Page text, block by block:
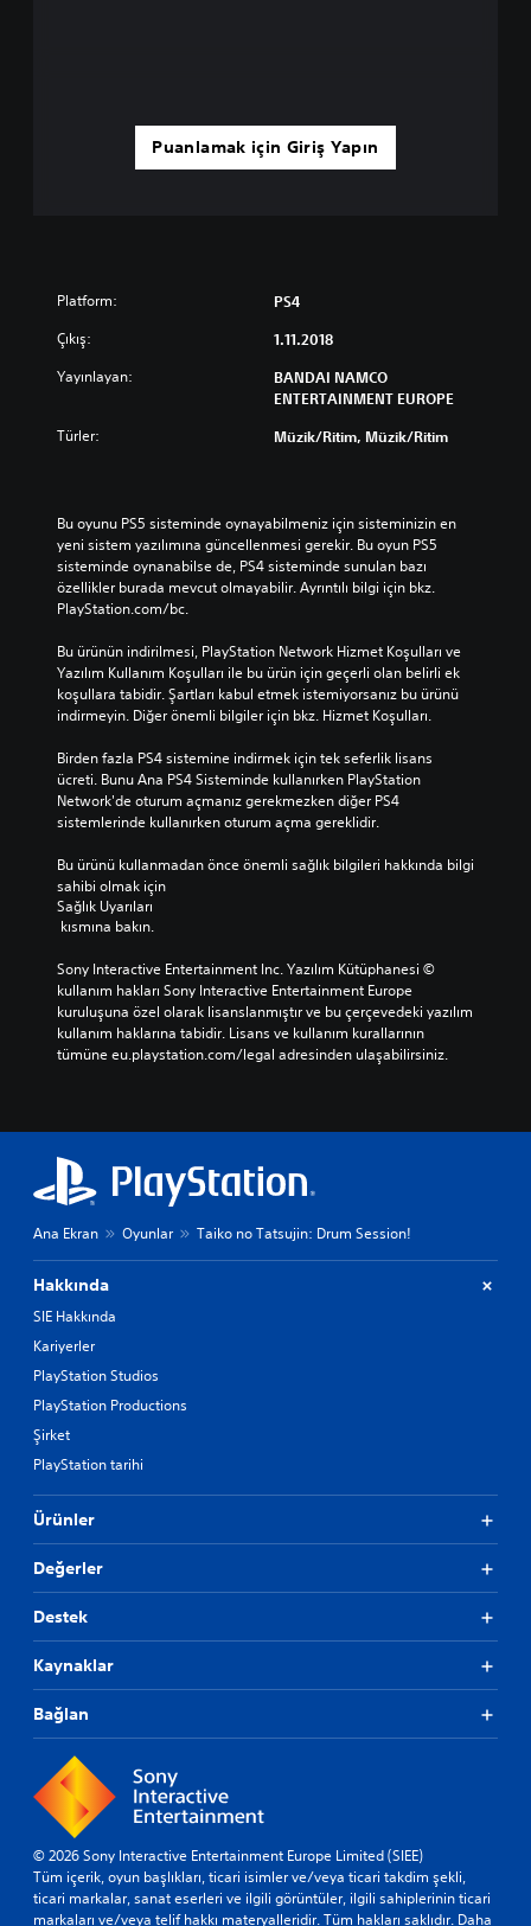
Puanlamak için Giriş Yapın
Platform: PS4
Çıkış: 1.11.2018
Yayınlayan:
BANDAI NAMCO
ENTERTAINMENT EUROPE
Türler: Müzik/Ritim, Müzik/Ritim
Bu oyunu PS5 sisteminde oynayabilmeniz için sisteminizin en
yeni sistem yazılımına güncellenmesi gerekir. Bu oyun PS5
sisteminde oynanabilse de, PS4 sisteminde sunulan bazı
özellikler burada mevcut olmayabilir. Ayrıntılı bilgi için bkz.
PlayStation.com/bc.
Bu ürünün indirilmesi, PlayStation Network Hizmet Koşulları ve
Yazılım Kullanım Koşulları ile bu ürün için geçerli olan belirli ek
koşullara tabidir. Şartları kabul etmek istemiyorsanız bu ürünü
indirmeyin. Diğer önemli bilgiler için bkz. Hizmet Koşulları.
Birden fazla PS4 sistemine indirmek için tek seferlik lisans
ücreti. Bunu Ana PS4 Sisteminde kullanırken PlayStation
Network'de oturum açmanız gerekmezken diğer PS4
sistemlerinde kullanırken oturum açma gereklidir.
Bu ürünü kullanmadan önce önemli sağlık bilgileri hakkında bilgi
sahibi olmak için
Sağlık Uyarıları
kısmına bakın.
Sony Interactive Entertainment Inc. Yazılım Kütüphanesi ©
kullanım hakları Sony Interactive Entertainment Europe
kuruluşuna özel olarak lisanslanmıştır ve bu çerçevedeki yazılım
kullanım haklarına tabidir. Lisans ve kullanım kurallarının
tümüne eu.playstation.com/legal adresinden ulaşabilirsiniz.
Ana Ekran Oyunlar Taiko no Tatsujin: Drum Session!
Hakkında
SIE Hakkında
Kariyerler
PlayStation Studios
PlayStation Productions
Şirket
PlayStation tarihi
Ürünler
Değerler
Destek
Kaynaklar
Bağlan
© 2026 Sony Interactive Entertainment Europe Limited (SIEE)
Tüm içerik, oyun başlıkları, ticari isimler ve/veya ticari takdim şekli,
ticari markalar, sanat eserleri ve ilgili görüntüler, ilgili sahiplerinin ticari
markaları ve/veya telif hakkı materyalleridir. Tüm hakları saklıdır. Daha